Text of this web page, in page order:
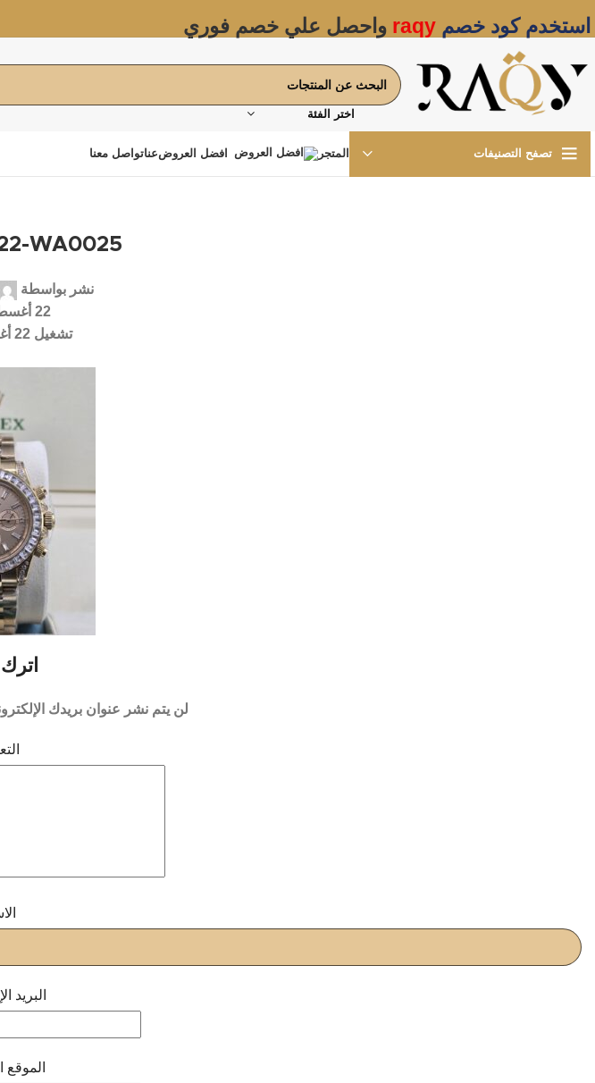
استخدم كود خصم raqy واحصل علي خصم فوري
اختر الفئة
تصفح التصنيفات المتجر افضل العروضعناتواصل معنا
WA0025
نشر بواسطة
22 أغسطس، 2025
تشغيل 22 أغسطس، 2025
لن يتم نشر عنوان بريدك
البريد
الموقع